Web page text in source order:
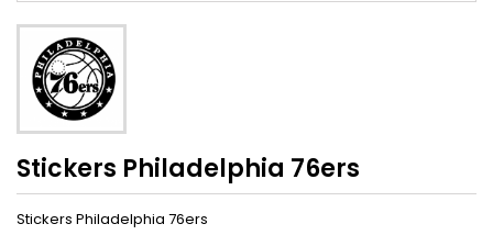
Stickers Philadelphia 76ers
Stickers Philadelphia 76ers